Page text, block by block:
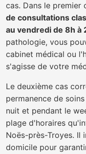
cas. Dans le premier
de consultations
au vendredi de 8h à
pathologie, vous
cabinet médical ou
s'agisse de votre
Le deuxième cas
permanence de
nuit et pendant le
plage d'horaires
Noës-près-Troyes. Il
domicile pour